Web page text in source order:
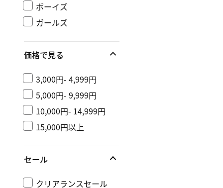
ボーイズ
ガールズ
価格で見る
3,000円- 4,999円
5,000円- 9,999円
10,000円- 14,999円
15,000円以上
セール
クリアランスセール